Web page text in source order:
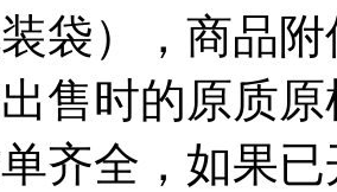
袋），商品
售时的原质
齐全，如果